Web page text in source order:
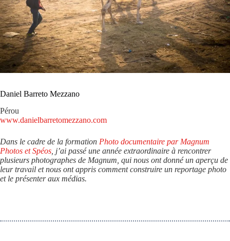
Daniel Barreto Mezzano
Pérou
www.danielbarretomezzano.com
Dans le cadre de la formation Photo documentaire par Magnum
Photos et Spéos , j’ai passé une année extraordinaire à rencontrer
plusieurs photographes de Magnum, qui nous ont donné un aperçu de
leur travail et nous ont appris comment construire un reportage photo
et le présenter aux médias.